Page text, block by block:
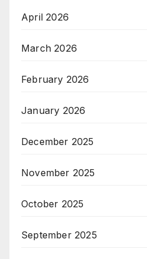
April 2026
March 2026
February 2026
January 2026
December 2025
November 2025
October 2025
September 2025